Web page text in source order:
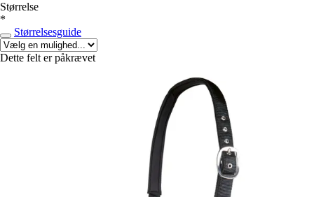
Størrelse
*
Størrelsesguide
Dette felt er påkrævet